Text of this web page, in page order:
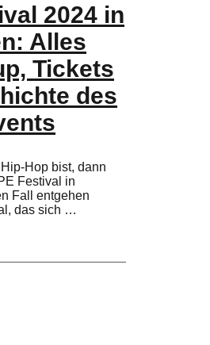
2024 in
Alles
Tickets
des
Hop bist, dann
Festival in
Fall entgehen
das sich …